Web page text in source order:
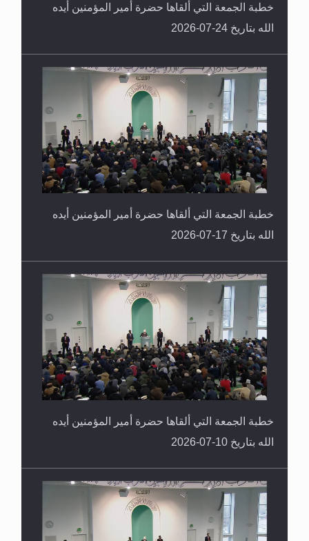
خطبة الجمعة التي ألقاها حضرة أمير المؤمنين أيده
الله بتاريخ 24-07-2026
خطبة الجمعة التي ألقاها حضرة أمير المؤمنين أيده
الله بتاريخ 17-07-2026
خطبة الجمعة التي ألقاها حضرة أمير المؤمنين أيده
الله بتاريخ 10-07-2026